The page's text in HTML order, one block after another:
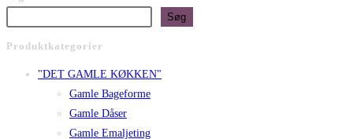
Søg
Produktkategorier
"DET GAMLE KØKKEN"
Gamle Bageforme
Gamle Dåser
Gamle Emaljeting